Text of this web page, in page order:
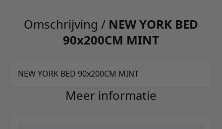
Omschrijving / NEW YORK BED
90x200CM MINT
NEW YORK BED 90x200CM MINT
Meer informatie